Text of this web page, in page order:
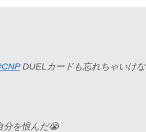
DUELカードも忘れちゃいけな
分を恨んだ😭